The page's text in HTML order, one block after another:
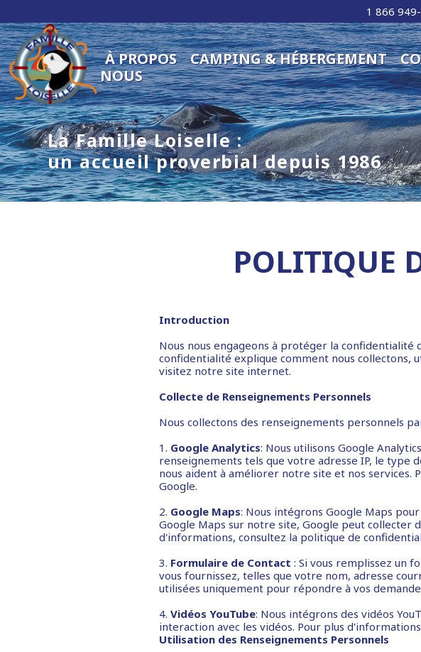
1 866
À PROPOS CAMPING & HÉBERGEMENT
NOUS
La Famille Loiselle :
un accueil proverbial depuis 1986
POLITIQUE
Introduction
Nous nous engageons à protéger la
confidentialité explique comment nous collectons,
visitez notre site internet.
Collecte de Renseignements Personnels
Nous collectons des renseignements personnels
1. Google Analytics: Nous utilisons Google
renseignements tels que votre adresse IP, le type
nous aident à améliorer notre site et nos
Google.
2. Google Maps: Nous intégrons Google Maps
Google Maps sur notre site, Google peut collecter
d'informations, consultez la politique de
3. Formulaire de Contact : Si vous remplissez un
vous fournissez, telles que votre nom, adresse
utilisées uniquement pour répondre à vos
4. Vidéos YouTube: Nous intégrons des vidéos
interaction avec les vidéos. Pour plus
Utilisation des Renseignements Personnels